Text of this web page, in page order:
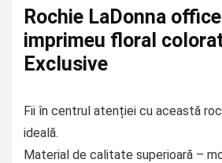
Rochie LaDonna
imprimeu floral
Exclusive
Fii în centrul atenției cu această
ideală.
Material de calitate superioară –